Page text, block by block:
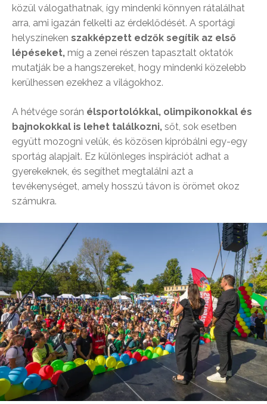
közül válogathatnak, így mindenki könnyen rátalálhat
arra, ami igazán felkelti az érdeklődését. A sportági
helyszíneken szakképzett edzők segítik az első
lépéseket, míg a zenei részen tapasztalt oktatók
mutatják be a hangszereket, hogy mindenki közelebb
kerülhessen ezekhez a világokhoz.
A hétvége során élsportolókkal, olimpikonokkal és
bajnokokkal is lehet találkozni, sőt, sok esetben
együtt mozogni velük, és közösen kipróbálni egy-egy
sportág alapjait. Ez különleges inspirációt adhat a
gyerekeknek, és segíthet megtalálni azt a
tevékenységet, amely hosszú távon is örömet okoz
számukra.